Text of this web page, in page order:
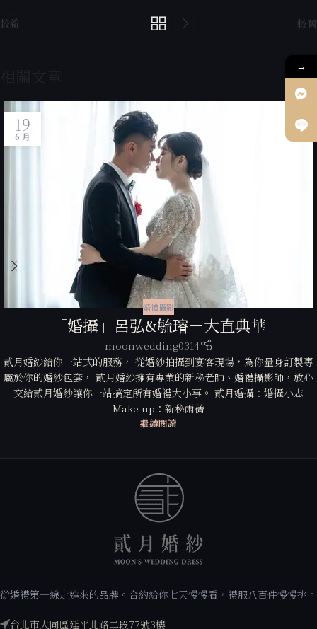
較新 較舊
19
6 月
婚禮攝影
「婚攝」呂弘&毓𤩷－大直典華
moonwedding0314
貳月婚紗給你一站式的服務， 從婚紗拍攝到宴客現場，為你量身訂製專
屬於你的婚紗包套， 貳月婚紗擁有專業的新秘老師、婚禮攝影師，放心
交給貳月婚紗讓你一站搞定所有婚禮大小事。 貳月婚攝：婚攝小志
Make up：新秘雨蒨
繼續閱讀
從婚禮第一線走進來的品牌。合約給你七天慢慢看，禮服八百件慢慢挑。
台北市大同區延平北路二段77號3樓
→